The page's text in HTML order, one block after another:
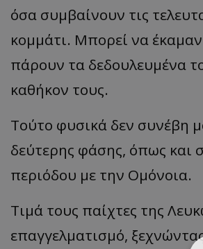
όσα συμβαίνουν τις
κομμάτι. Μπορεί να
πάρουν τα δεδουλευμένα
καθήκον τους.
Τούτο φυσικά δεν συνέβη
δεύτερης φάσης, όπως και
περιόδου με την Ομόνοια.
Τιμά τους παίχτες της
επαγγελματισμό,